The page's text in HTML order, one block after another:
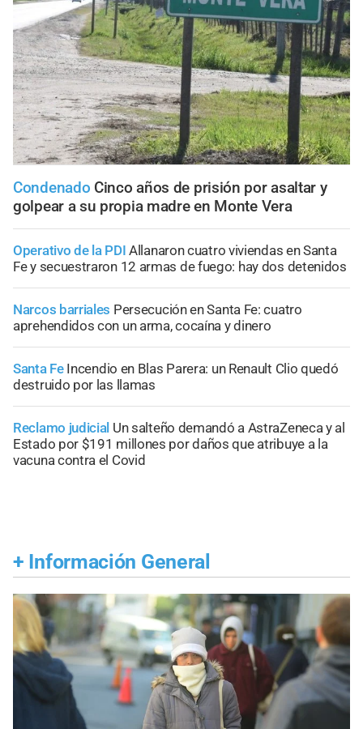
Condenado Cinco años de prisión por asaltar y
golpear a su propia madre en Monte Vera
Operativo de la PDI Allanaron cuatro viviendas en Santa
Fe y secuestraron 12 armas de fuego: hay dos detenidos
Narcos barriales Persecución en Santa Fe: cuatro
aprehendidos con un arma, cocaína y dinero
Santa Fe Incendio en Blas Parera: un Renault Clio quedó
destruido por las llamas
Reclamo judicial Un salteño demandó a AstraZeneca y al
Estado por $191 millones por daños que atribuye a la
vacuna contra el Covid
+ Información General